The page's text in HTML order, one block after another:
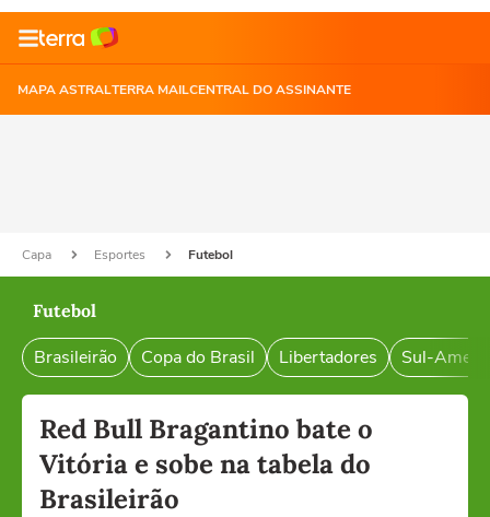
MAPA ASTRALTERRA MAILCENTRAL DO ASSINANTE
Capa Esportes Futebol
Futebol
Brasileirão Copa do Brasil Libertadores Sul-
Red Bull Bragantino bate o
Vitória e sobe na tabela do
Brasileirão